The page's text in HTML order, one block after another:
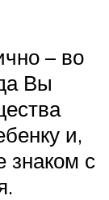
– во
Вы
и,
знаком с